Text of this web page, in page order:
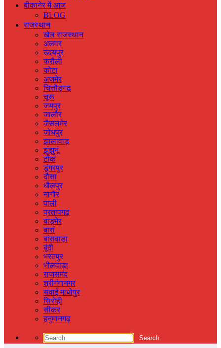
बीकानेर में आज
BLOG
राजस्‍थान
खेल राजस्‍थान
अलवर
उदयपुर
करौली
कोटा
अजमेर
चित्तौड़गढ़
चूरू
जयपुर
जालौर
जैसलमेर
जोधपुर
झालावाड़
झुंझुनूं
टोंक
डूंगरपुर
दौसा
धौलपुर
नागौर
पाली
प्रतापगढ़
बाड़मेर
बारां
बांसवाड़ा
बूंदी
भरतपुर
भीलवाड़ा
राजसमंद
श्रीगंगानगर
सवाई माधोपुर
सिरोही
सीकर
हनुमानगढ़